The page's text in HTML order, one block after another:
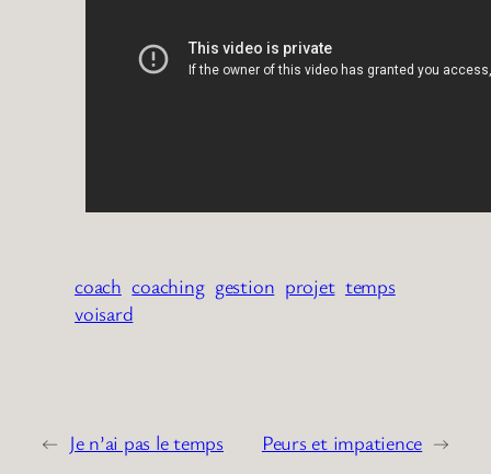
coach coaching gestion projet temps
voisard
← Je n’ai pas le temps Peurs et impatience →